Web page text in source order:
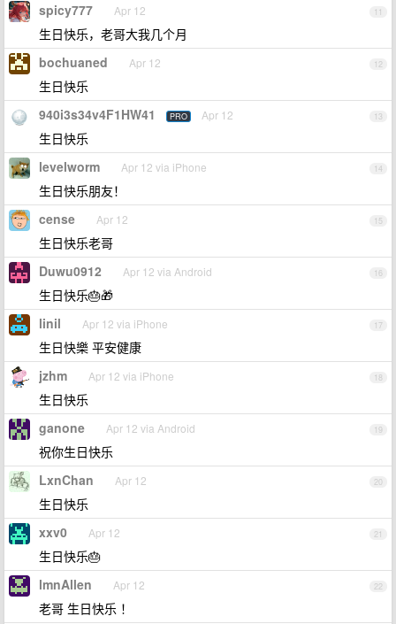
11
spicy777 Apr 12
生日快乐，老哥大我几个月
12
bochuaned Apr 12
生日快乐
13
940i3s34v4F1HW41 PRO Apr 12
生日快乐
14
levelworm Apr 12 via iPhone
生日快乐朋友！
15
cense Apr 12
生日快乐老哥
16
Duwu0912 Apr 12 via Android
生日快乐🎂🎁
17
linil Apr 12 via iPhone
生日快樂 平安健康
18
jzhm Apr 12 via iPhone
生日快乐
19
ganone Apr 12 via Android
祝你生日快乐
20
LxnChan Apr 12
生日快乐
21
xxv0 Apr 12
生日快乐🎂
22
lmnAllen Apr 12
老哥 生日快乐 ！